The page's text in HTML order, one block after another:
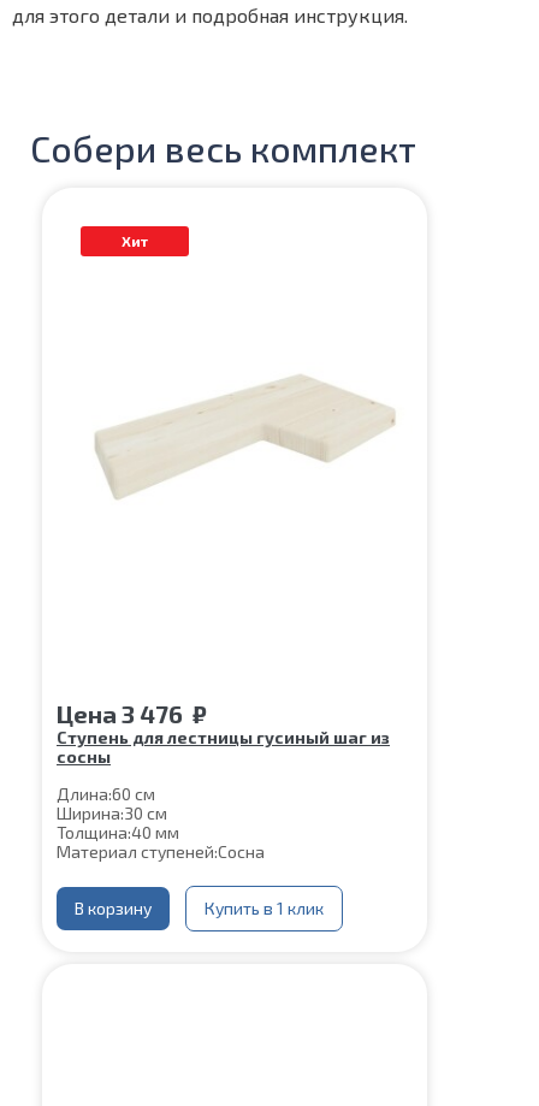
для этого детали и подробная инструкция.
Собери весь комплект
Хит
Цена 3 476 ₽
Ступень для лестницы гусиный шаг из
сосны
Длина:60 см
Ширина:30 см
Толщина:40 мм
Материал ступеней:Сосна
В корзину Купить в 1 клик